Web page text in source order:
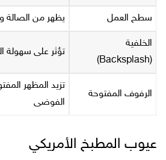
سطح العمل يظهر من الصالة
الخلفية
(Backsplash)
تؤثر على سهولة
الرفوف المفتوحة
تزيد المظهر
الفوضى
عيوب المطبخ الأمريكي